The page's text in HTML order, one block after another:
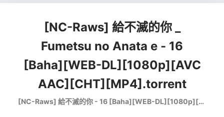
[NC-Raws] 給不滅的你 _
Fumetsu no Anata e - 16
[Baha][WEB-DL][1080p][AVC
AAC][CHT][MP4].torrent
[NC-Raws] 給不滅的你 - 16 [Baha][WEB-DL][1080p][AVC AAC][CHT][MP4].mp4